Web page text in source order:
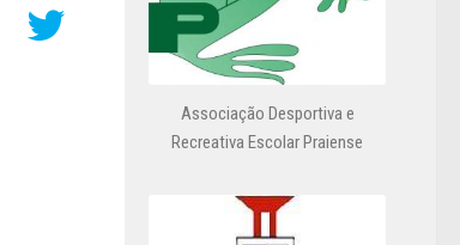
Associação Desportiva e
Recreativa Escolar Praiense